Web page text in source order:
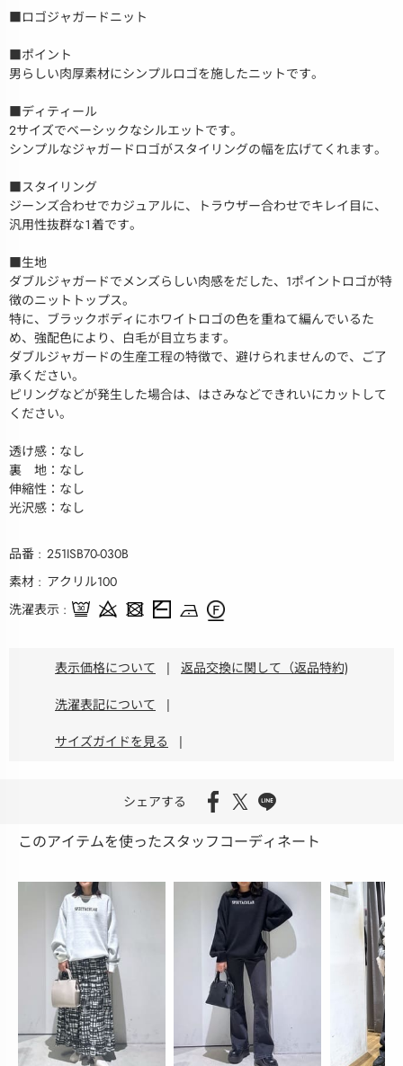
■ロゴジャガードニット
■ポイント
男らしい肉厚素材にシンプルロゴを施したニットです。
■ディティール
2サイズでベーシックなシルエットです。
シンプルなジャガードロゴがスタイリングの幅を広げてくれます。
■スタイリング
ジーンズ合わせでカジュアルに、トラウザー合わせでキレイ目に、
汎用性抜群な１着です。
■生地
ダブルジャガードでメンズらしい肉感をだした、1ポイントロゴが特
徴のニットトップス。
特に、ブラックボディにホワイトロゴの色を重ねて編んでいるた
め、強配色により、白毛が目立ちます。
ダブルジャガードの生産工程の特徴で、避けられませんので、ご了
承ください。
ピリングなどが発生した場合は、はさみなどできれいにカットして
ください。
透け感：なし
裏 地：なし
伸縮性：なし
光沢感：なし
品番
251ISB70-030B
素材
アクリル100
洗濯表示
表示価格について | 返品交換に関して（返品特約)
洗濯表記について |
サイズガイドを見る |
シェアする
このアイテムを使ったスタッフコーディネート